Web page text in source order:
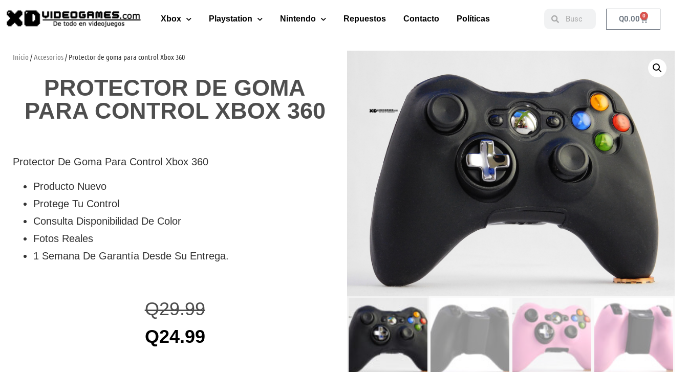
Xbox Playstation Nintendo Repuestos Contacto Políticas Q0.00 0
Inicio /Accesorios/ Protector de goma para control Xbox 360
PROTECTOR DE GOMA
PARA CONTROL XBOX 360
Protector De Goma Para Control Xbox 360
Producto Nuevo
Protege Tu Control
Consulta Disponibilidad De Color
Fotos Reales
1 Semana De Garantía Desde Su Entrega.
Q29.99
Q24.99